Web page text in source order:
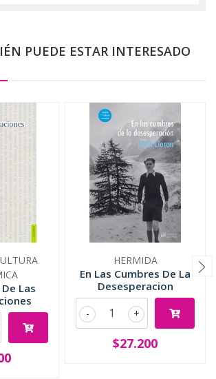
PUEDE ESTAR INTERESADO
Las
HERMIDA
En Las Cumbres De La
Desesperacion
+
-
$27.200